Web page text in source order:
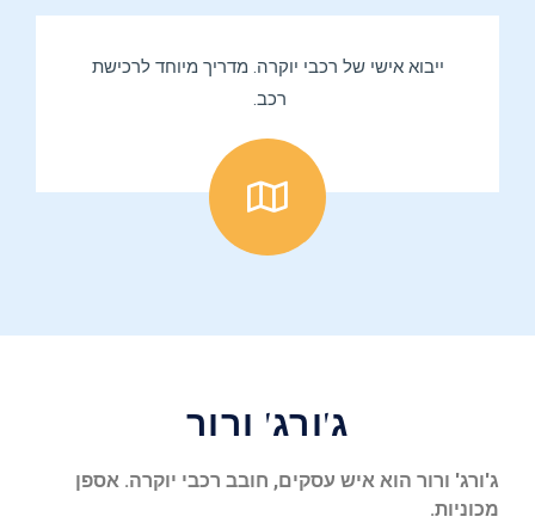
ייבוא אישי של רכבי יוקרה. מדריך מיוחד לרכישת
רכב.
ג'ורג' ורור
ג'ורג' ורור הוא איש עסקים, חובב רכבי יוקרה. אספן
מכוניות.